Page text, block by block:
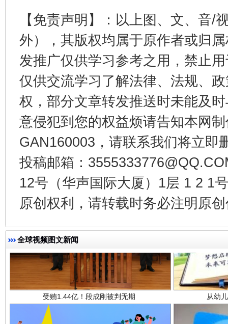
【免责声明】：以上图、文、音/
外），其版权均属于原作者或归
发推广仅供学习参考之用，禁止
仅供交流学习了解法律、法规、
权，部分文章转发推送时未能及
意侵犯到您的权益烦请告知本网
GAN160003，请联系我们将立即
投稿邮箱：
12号（华声国际大厦）1层 1 2 1
原创权利，请转载时务必注明原
全球视频图文新闻
揭开“小金库”的免责幌子
受贿1.44亿！段成刚被判无期 从幼